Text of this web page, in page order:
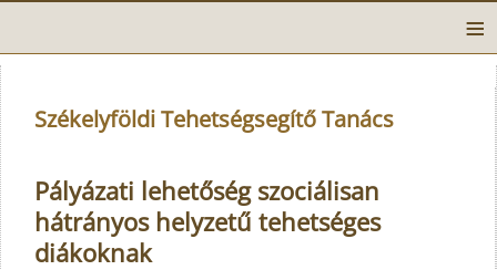
≡
Székelyföldi Tehetségsegítő Tanács
Pályázati lehetőség szociálisan
hátrányos helyzetű tehetséges
diákoknak